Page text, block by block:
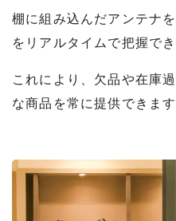
棚に組み込んだアンテナ
をリアルタイムで把握でき
これにより、欠品や在庫
な商品を常に提供できます